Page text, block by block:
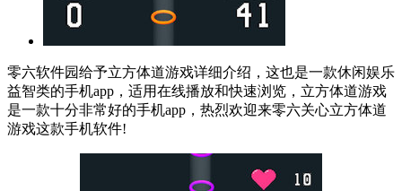
零六软件园给予立方体道游戏详细介绍，这也是一款休闲娱乐
益智类的手机app，适用在线播放和快速浏览，立方体道游戏
是一款十分非常好的手机app，热烈欢迎来零六关心立方体道
游戏这款手机软件!